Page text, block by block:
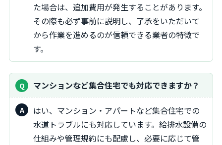
た場合は、追加費用が発生することがあります。
その際も必ず事前に説明し、了承をいただいて
から作業を進めるのが信頼できる業者の特徴で
す。
マンションなど集合住宅でも対応できますか？
はい、マンション・アパートなど集合住宅での
水道トラブルにも対応しています。給排水設備の
仕組みや管理規約にも配慮し、必要に応じて管